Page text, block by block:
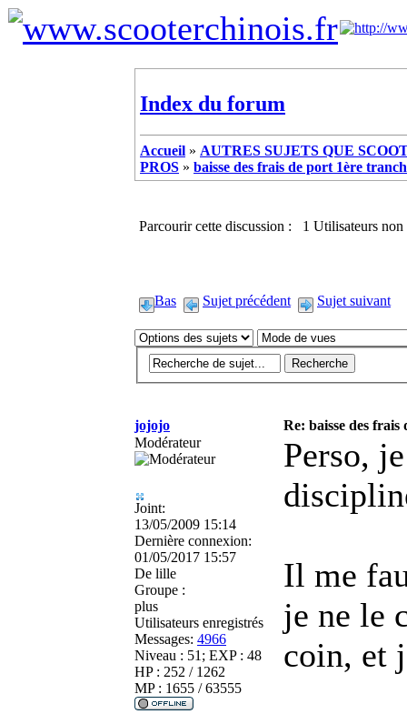
Index du forum
Accueil » AUTRES SUJETS QUE
PROS » baisse des frais de port 1ère
Parcourir cette discussion : 1 Utilisateurs non
Bas Sujet précédent Sujet suivant
jojojo
Re: baisse des
Modérateur
Joint:
13/05/2009 15:14
Dernière connexion:
01/05/2017 15:57
De lille
Groupe :
plus
Utilisateurs enregistrés
Messages: 4966
Niveau : 51; EXP : 48
HP : 252 / 1262
MP : 1655 / 63555
Perso,
Il me
je ne le
coin, et